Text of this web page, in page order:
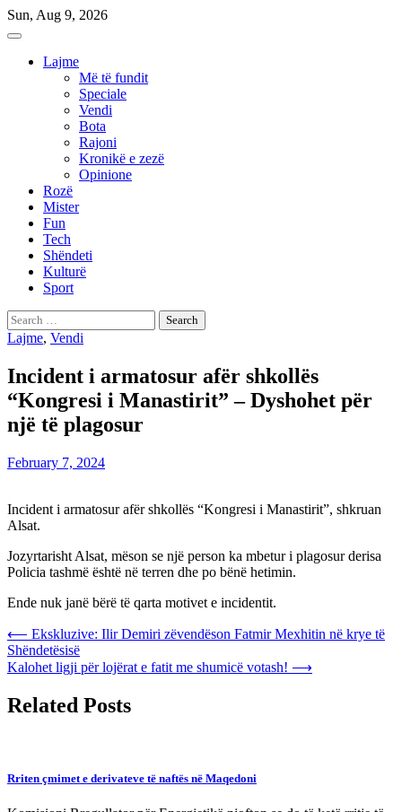
Skip
to
Sun, Aug 9, 2026
Lajme
Më të fundit
Speciale
Vendi
Bota
Rajoni
Kronikë e zezë
Opinione
Rozë
Mister
Fun
Tech
Shëndeti
Kulturë
Sport
Search
for:
Lajme, Vendi
Incident i armatosur afër shkollës
“Kongresi i Manastirit” – Dyshohet për
një të plagosur
February 7, 2024
Incident i armatosur afër shkollës “Kongresi i Manastirit”, shkruan
Alsat.
Jozyrtarisht Alsat, mëson se një person ka mbetur i plagosur derisa
Policia tashmë është në terren dhe po bënë hetimin.
Ende nuk janë bërë të qarta motivet e incidentit.
Post
navigation
⟵ Ekskluzive: Ilir Demiri zëvendëson Fatmir Mexhitin në krye të
Shëndetësisë
Kalohet ligji për lojërat e fatit me shumicë votash! ⟶
Related Posts
Rriten çmimet e derivateve të naftës në Maqedoni